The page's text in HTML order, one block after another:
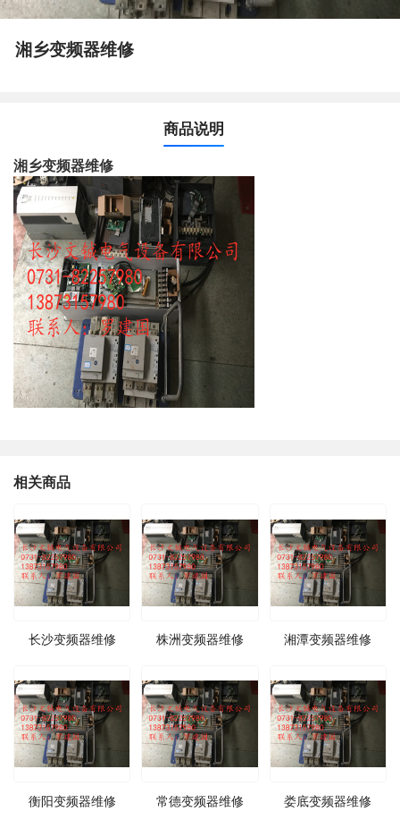
湘乡变频器维修
商品说明
湘乡变频器维修
相关商品
长沙变频器维修 株洲变频器维修 湘潭变频器维修
衡阳变频器维修 常德变频器维修 娄底变频器维修